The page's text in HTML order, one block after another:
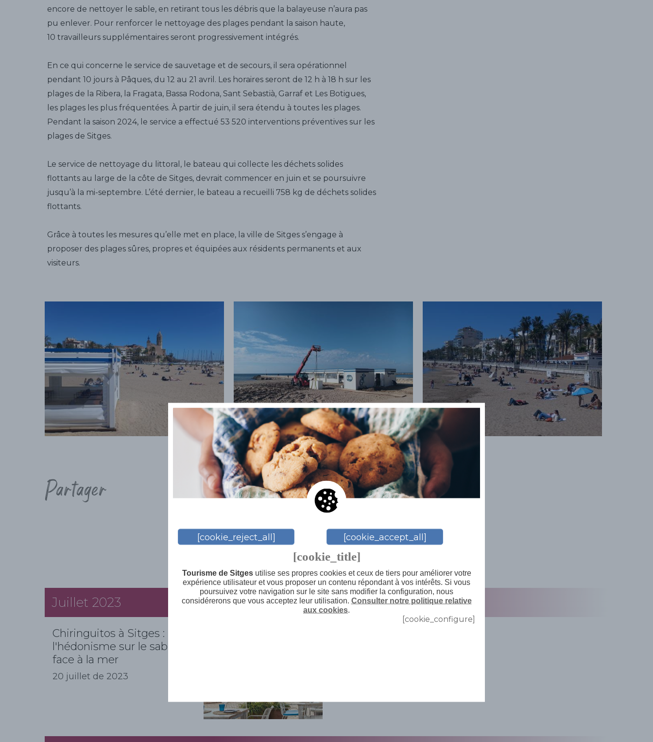
encore de nettoyer le sable, en retirant tous les débris que la balayeuse n’aura pas
pu enlever. Pour renforcer le nettoyage des plages pendant la saison haute,
10 travailleurs supplémentaires seront progressivement intégrés.
En ce qui concerne le service de sauvetage et de secours, il sera opérationnel
pendant 10 jours à Pâques, du 12 au 21 avril. Les horaires seront de 12 h à 18 h sur les
plages de la Ribera, la Fragata, Bassa Rodona, Sant Sebastià, Garraf et Les Botigues,
les plages les plus fréquentées. À partir de juin, il sera étendu à toutes les plages.
Pendant la saison 2024, le service a effectué 53 520 interventions préventives sur les
plages de Sitges.
Le service de nettoyage du littoral, le bateau qui collecte les déchets solides
flottants au large de la côte de Sitges, devrait commencer en juin et se poursuivre
jusqu’à la mi-septembre. L’été dernier, le bateau a recueilli 758 kg de déchets solides
flottants.
Grâce à toutes les mesures qu’elle met en place, la ville de Sitges s’engage à
proposer des plages sûres, propres et équipées aux résidents permanents et aux
visiteurs.
Partager
Thèmes connexes
BLOG
Juillet 2023
Chiringuitos à Sitges :
l'hédonisme sur le sable et
face à la mer
20 juillet de 2023
[cookie_reject_all] [cookie_accept_all]
[cookie_title]
Tourisme de Sitgesutilise ses propres cookies et ceux de tiers pour améliorer votre
expérience utilisateur et vous proposer un contenu répondant à vos intérêts. Si vous
poursuivez votre navigation sur le site sans modifier la configuration, nous
considérerons que vous acceptez leur utilisation. Consulter notre politique relative
aux cookies.
[cookie_configure]